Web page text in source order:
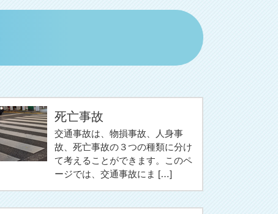
死亡事故
交通事故は、物損事故、人身事
故、死亡事故の３つの種類に分け
て考えることができます。このペ
ージでは、交通事故にま […]